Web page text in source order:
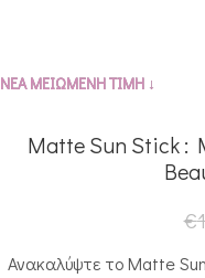
ΝΕΑ ΜΕΙΩΜΕΝΗ ΤΙΜΗ ↓
Matte Sun Stick :
€
Ανακαλύψτε το Matte